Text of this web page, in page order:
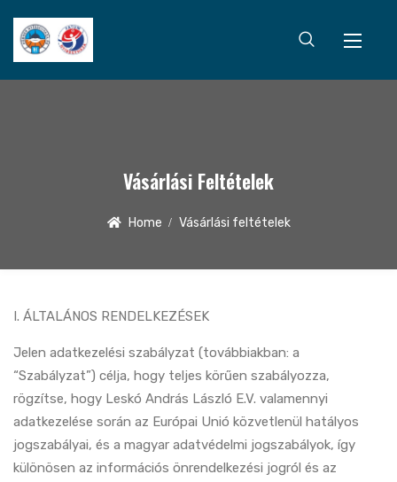
Vásárlási Feltételek
Home Vásárlási feltételek
I. ÁLTALÁNOS RENDELKEZÉSEK
Jelen adatkezelési szabályzat (továbbiakban: a
“Szabályzat”) célja, hogy teljes körűen szabályozza,
rögzítse, hogy Leskó András László E.V. valamennyi
adatkezelése során az Európai Unió közvetlenül hatályos
jogszabályai, és a magyar adatvédelmi jogszabályok, így
különösen az információs önrendelkezési jogról és az